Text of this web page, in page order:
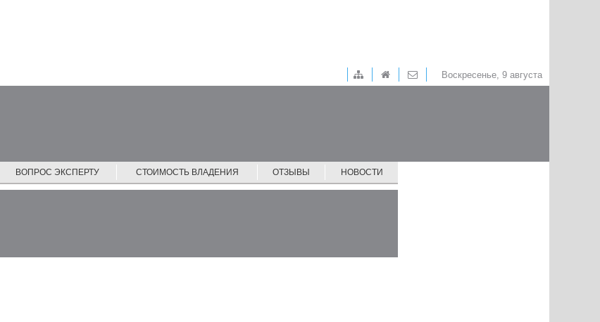
Воскресенье, 9 августа
ВОПРОС ЭКСПЕРТУ СТОИМОСТЬ ВЛАДЕНИЯ ОТЗЫВЫ НОВОСТИ